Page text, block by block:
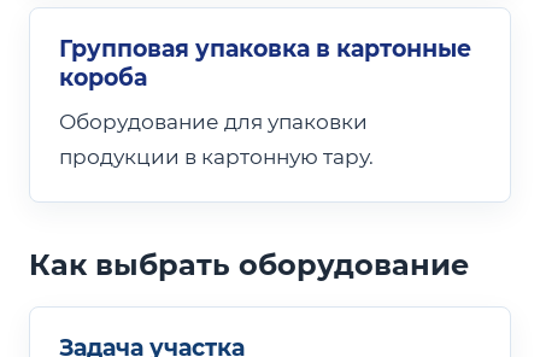
Групповая упаковка в картонные
короба
Оборудование для упаковки
продукции в картонную тару.
Как выбрать оборудование
Задача участка